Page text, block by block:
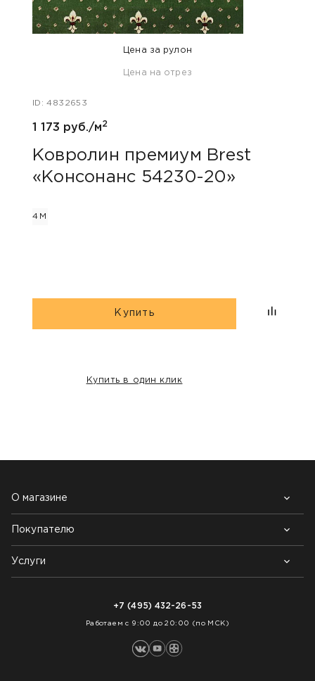
Цена за рулон
Цена на отрез
ID: 4832653
1 173 руб./м2
Ковролин премиум Brest
«Консонанс 54230-20»
4М
Купить
Купить в один клик
О магазине
Почему выбирают нас
Контакты
Блог
Покупателю
Возврат товара
Как заказать
Услуги
+7 (495) 432-26-53
Работаем с 9:00 до 20:00 (по МСК)